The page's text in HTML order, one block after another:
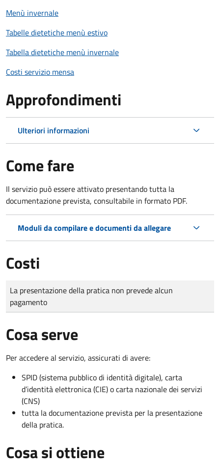
Menù invernale
Tabelle dietetiche menù estivo
Tabella dietetiche menù invernale
Costi servizio mensa
Approfondimenti
Ulteriori informazioni
Come fare
Il servizio può essere attivato presentando tutta la
documentazione prevista, consultabile in formato PDF.
Moduli da compilare e documenti da allegare
Costi
Tipo di pagamento
Importo
La presentazione della pratica non prevede alcun
pagamento
Cosa serve
Per accedere al servizio, assicurati di avere:
SPID (sistema pubblico di identità digitale), carta
d’identità elettronica (CIE) o carta nazionale dei servizi
(CNS)
tutta la documentazione prevista per la presentazione
della pratica.
Cosa si ottiene